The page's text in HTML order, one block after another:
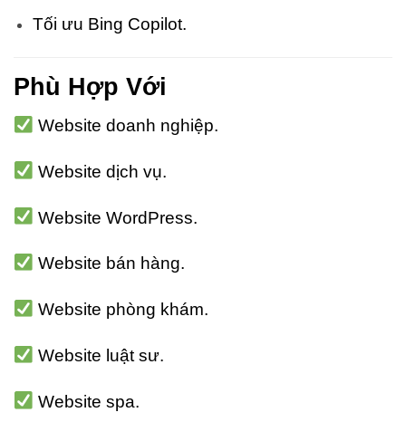
Tối ưu Bing Copilot.
Phù Hợp Với
Website doanh nghiệp.
Website dịch vụ.
Website WordPress.
Website bán hàng.
Website phòng khám.
Website luật sư.
Website spa.